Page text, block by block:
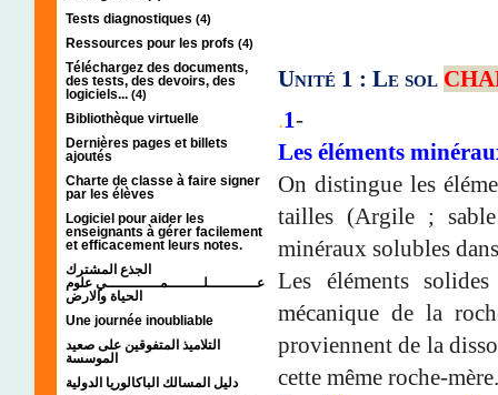
Tests diagnostiques (4)
Ressources pour les profs (4)
Téléchargez des documents,
des tests, des devoirs, des
logiciels... (4)
Bibliothèque virtuelle
Dernières pages et billets
ajoutés
Charte de classe à faire signer
par les élèves
Logiciel pour aider les
enseignants à gérer facilement
et efficacement leurs notes.
الجذع المشترك
عـــــــــــلــــــــمــــــــــــي علوم
الحياة والارض
Une journée inoubliable
التلاميذ المتفوقين على صعيد
الموسسة
دليل المسالك الباكالوريا الدولية
Unité 1 : Le sol
.1-
Les éléments
On distingue les
tailles (Argile ;
minéraux solubles
Les éléments
mécanique de la
proviennent de la
cette même roche-mère.